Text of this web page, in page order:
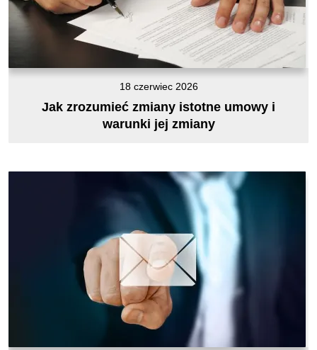
18 czerwiec 2026
Jak zrozumieć zmiany istotne umowy i
warunki jej zmiany